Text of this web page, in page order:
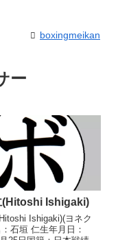
boxingmeikan
ー
(Hitoshi Ishigaki)
Ishigaki)(ヨネク
石垣 仁生年月日：